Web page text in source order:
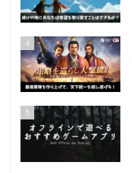
4
5